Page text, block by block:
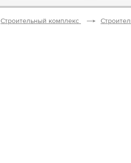
Строительный комплекс